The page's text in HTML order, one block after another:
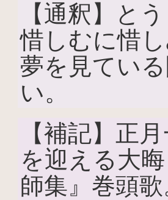
【通釈】と
惜しむに惜
夢を見てい
い。
【補記】正
を迎える大
師集』巻頭